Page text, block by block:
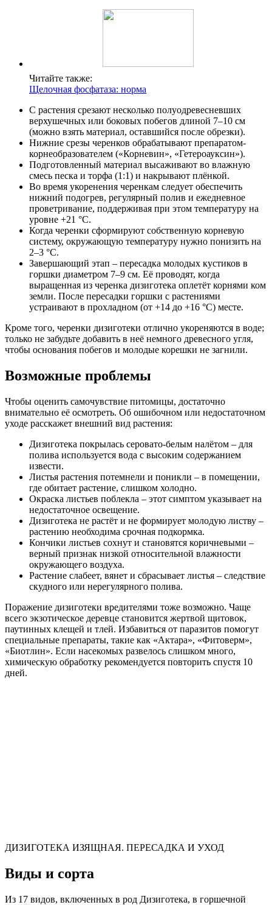
Читайте также:
Щелочная фосфатаза: норма
С растения срезают несколько полуодревесневших
верхушечных или боковых побегов длиной 7–10 см
(можно взять материал, оставшийся после обрезки).
Нижние срезы черенков обрабатывают препаратом-
корнеобразователем («Корневин», «Гетероауксин»).
Подготовленный материал высаживают во влажную
смесь песка и торфа (1:1) и накрывают плёнкой.
Во время укоренения черенкам следует обеспечить
нижний подогрев, регулярный полив и ежедневное
проветривание, поддерживая при этом температуру на
уровне +21 °C.
Когда черенки сформируют собственную корневую
систему, окружающую температуру нужно понизить на
2–3 °C.
Завершающий этап – пересадка молодых кустиков в
горшки диаметром 7–9 см. Её проводят, когда
выращенная из черенка дизиготека оплетёт корнями ком
земли. После пересадки горшки с растениями
устраивают в прохладном (от +14 до +16 °C) месте.
Кроме того, черенки дизиготеки отлично укореняются в воде;
только не забудьте добавить в неё немного древесного угля,
чтобы основания побегов и молодые корешки не загнили.
Возможные проблемы
Чтобы оценить самочувствие питомицы, достаточно
внимательно её осмотреть. Об ошибочном или недостаточном
уходе расскажет внешний вид растения:
Дизиготека покрылась серовато-белым налётом – для
полива используется вода с высоким содержанием
извести.
Листья растения потемнели и поникли – в помещении,
где обитает растение, слишком холодно.
Окраска листьев поблекла – этот симптом указывает на
недостаточное освещение.
Дизиготека не растёт и не формирует молодую листву –
растению необходима срочная подкормка.
Кончики листьев сохнут и становятся коричневыми –
верный признак низкой относительной влажности
окружающего воздуха.
Растение слабеет, вянет и сбрасывает листья – следствие
скудного или нерегулярного полива.
Поражение дизиготеки вредителями тоже возможно. Чаще
всего экзотическое деревце становится жертвой щитовок,
паутинных клещей и тлей. Избавиться от паразитов помогут
специальные препараты, такие как «Актара», «Фитоверм»,
«Биотлин». Если насекомых развелось слишком много,
химическую обработку рекомендуется повторить спустя 10
дней.
ДИЗИГОТЕКА ИЗЯЩНАЯ. ПЕРЕСАДКА И УХОД
Виды и сорта
Из 17 видов, включенных в род Дизиготека, в горшечной